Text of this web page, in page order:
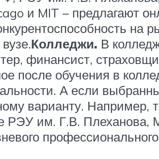
и MIT – предлагают
на
Колледжи. В
финансист,
после обучения в
А если
варианту.
РЭУ им. Г.В.